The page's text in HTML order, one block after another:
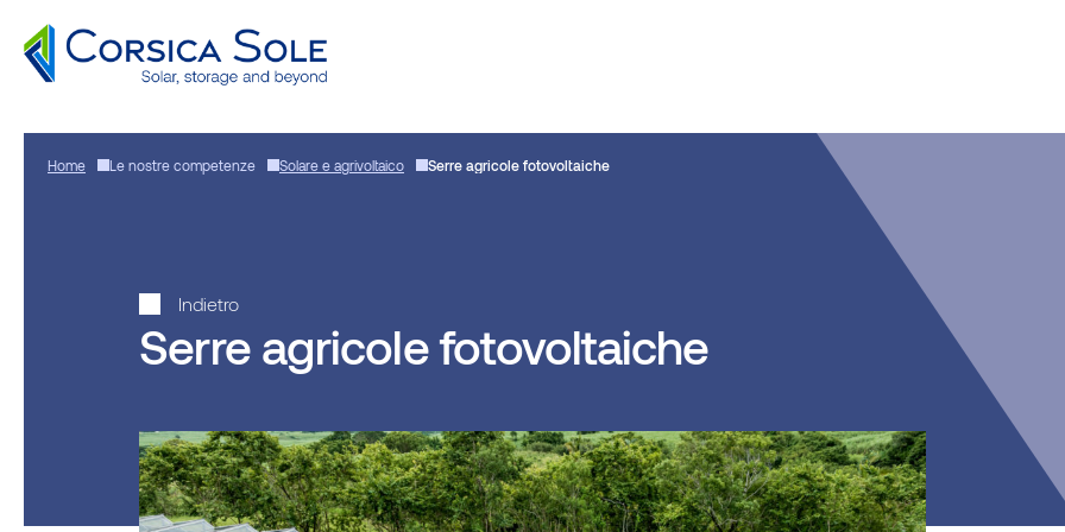
Home Le nostre competenze Solare e agrivoltaico Serre agricole fotovoltaiche
Indietro
Serre agricole fotovoltaiche